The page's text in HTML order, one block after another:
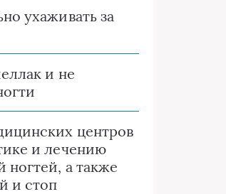
ухаживать за
и не
центров
и лечению
ногтей, а также
и стоп